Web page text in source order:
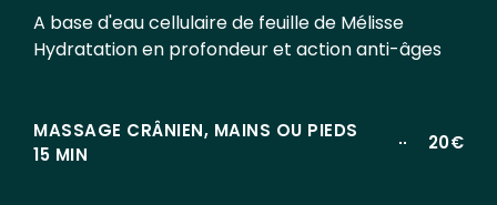
A base d'eau cellulaire de feuille de Mélisse
Hydratation en profondeur et action anti-âges
MASSAGE CRÂNIEN, MAINS OU PIEDS
15 MIN
20€